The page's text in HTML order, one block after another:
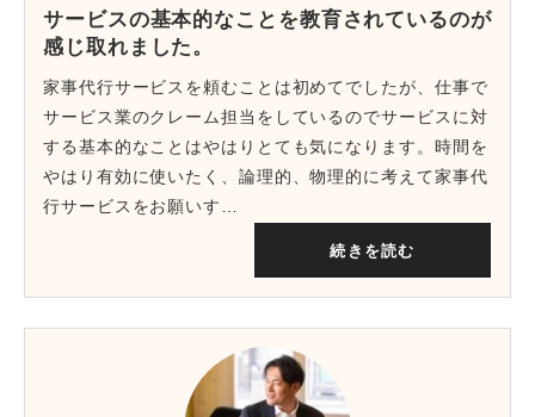
サービスの基本的なことを教育されているのが
感じ取れました。
家事代行サービスを頼むことは初めてでしたが、仕事で
サービス業のクレーム担当をしているのでサービスに対
する基本的なことはやはりとても気になります。時間を
やはり有効に使いたく、論理的、物理的に考えて家事代
行サービスをお願いす…
続きを読む